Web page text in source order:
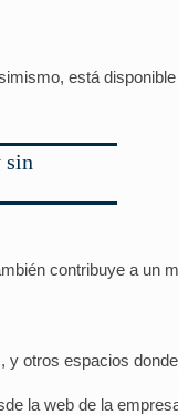
está
sin
contribuye a un
otros espacios
la web de la